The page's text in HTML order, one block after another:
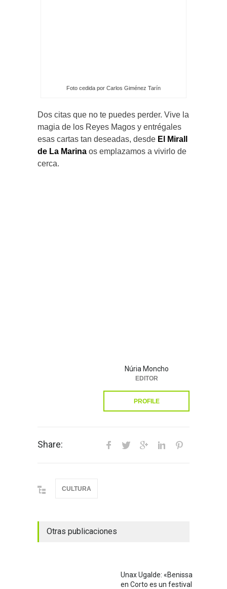
Foto cedida por Carlos Giménez Tarín
Dos citas que no te puedes perder. Vive la
magia de los Reyes Magos y entrégales
esas cartas tan deseadas, desde El Mirall
de La Marina os emplazamos a vivirlo de
cerca.
Núria Moncho
EDITOR
PROFILE
Share:
CULTURA
Otras publicaciones
Unax Ugalde: «Benissa
en Corto es un festival